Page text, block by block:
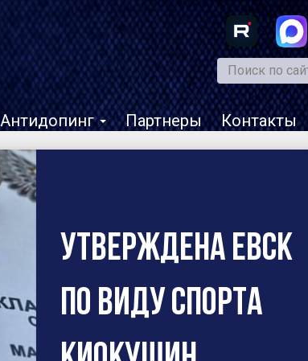
Антидопинг Партнеры Контакты
В ФКР появились
первые спортивные